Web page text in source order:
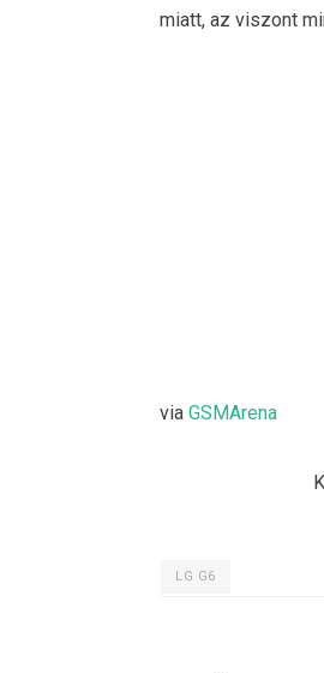
miatt, az viszont
via GSMArena
LG G6